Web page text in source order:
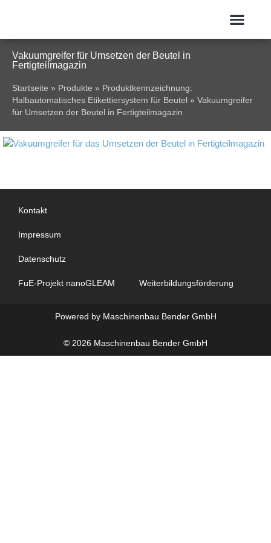
Vakuumgreifer für Umsetzen der Beutel in
Fertigteilmagazin
Startseite » Produkte » Produktkennzeichnung:
Halbautomatisches Etikettiersystem für Beutel » Vakuumgreifer
für Umsetzen der Beutel in Fertigteilmagazin
Kontakt
Impressum
Datenschutz
FuE-Projekt nanoGLEAM Weiterbildungsförderung
Powered by Maschinenbau Bender GmbH
© 2026 Maschinenbau Bender GmbH